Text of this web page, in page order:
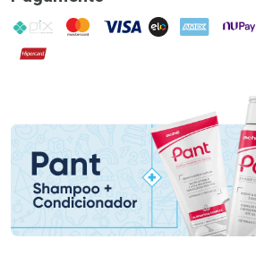
PIX MasterCard
VISA ELO AMEX NuPay
Hipercard
Promoção em Destaque